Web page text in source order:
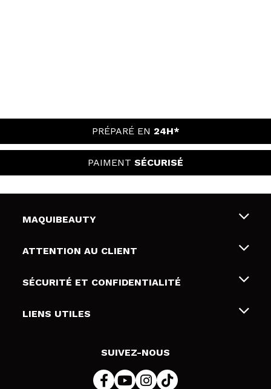
PRÉPARÉ EN 24H*
PAIMENT SÉCURISÉ
MAQUIBEAUTY
Qui sommes nous
Cartes-cadeaux
ATTENTION AU CLIENT
Livraison & retour
Modes de paiement
SÉCURITÉ ET CONFIDENTIALITÉ
Conditions et confidentialité
LIENS UTILES
SUIVEZ-NOUS